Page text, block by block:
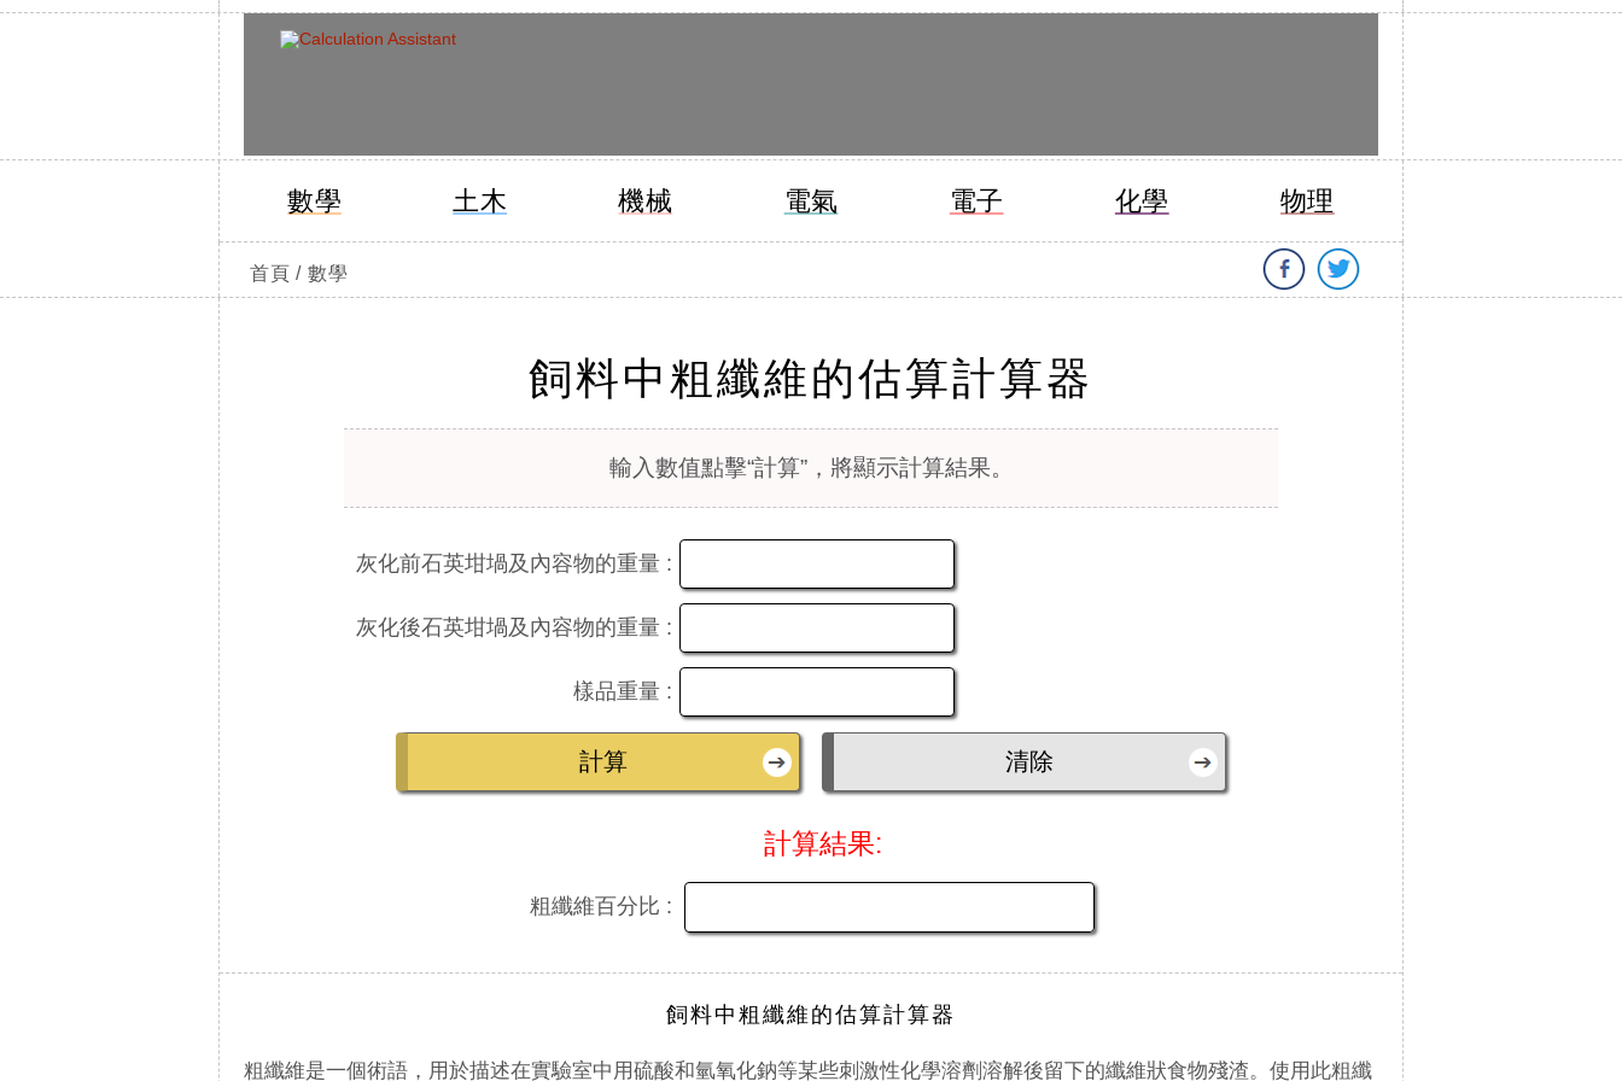
數學 土木 機械 電氣 電子 化學 物理
首頁 / 數學
飼料中粗纖維的估算計算器
輸入數值點擊“計算”，將顯示計算結果。
灰化前石英坩堝及內容物的重量 :
灰化後石英坩堝及內容物的重量 :
樣品重量 :
計算結果:
粗纖維百分比 :
飼料中粗纖維的估算計算器
粗纖維是一個術語，用於描述在實驗室中用硫酸和氫氧化鈉等某些刺激性化學溶劑溶解後留下的纖維狀食物殘渣。使用此粗纖